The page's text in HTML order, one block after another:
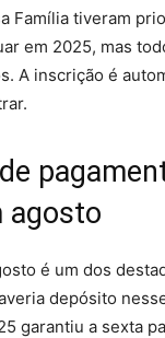
Família tiveram
em 2025, mas
A inscrição é
agosto
é um dos
depósito
garantiu a sexta